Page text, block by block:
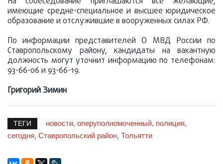
имеющие средне-специальное и высшее юридическое
образование и отслужившие в вооруженных силах РФ.
По информации представителей О МВД России по
Ставропольскому району, кандидаты на вакантную
должность могут уточнит информацию по телефонам:
93-66-06 и 93-66-19.
Григорий Зимин
ТЕГИ новости, оперуполномоченный, полиция,
сегодня, Ставропольский район, Тольятти